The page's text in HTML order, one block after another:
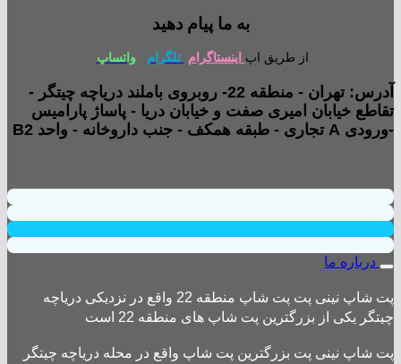
به ما پیام دهید
از طریق اپ اینستاگرام تلگرام واتساپ
آدرس: تهران - منطقه 22- روبروی باملند دریاچه چیتگر -
تقاطع خیابان امیری صفت و خیابان دریا - پاساژ پارامیس
-ورودی A تجاری - طبقه همکف - جنب داروخانه - واحد B2
درباره ما
پت شاپ نینی پت پت شاپ منطقه 22 واقع در نزدیکی دریاچه
چیتگر یکی از بزرگترین پت شاپ های منطقه 22 است
پت شاپ نینی پت بزرگترین پت شاپ واقع در محله دریاچه چیتگر